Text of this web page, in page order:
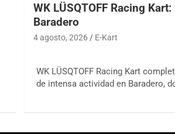
WK LÜSQTOFF Racing
Baradero
4 agosto, 2026 E-Kart
WK LÜSQTOFF Racing Kart
de intensa actividad en Baradero,